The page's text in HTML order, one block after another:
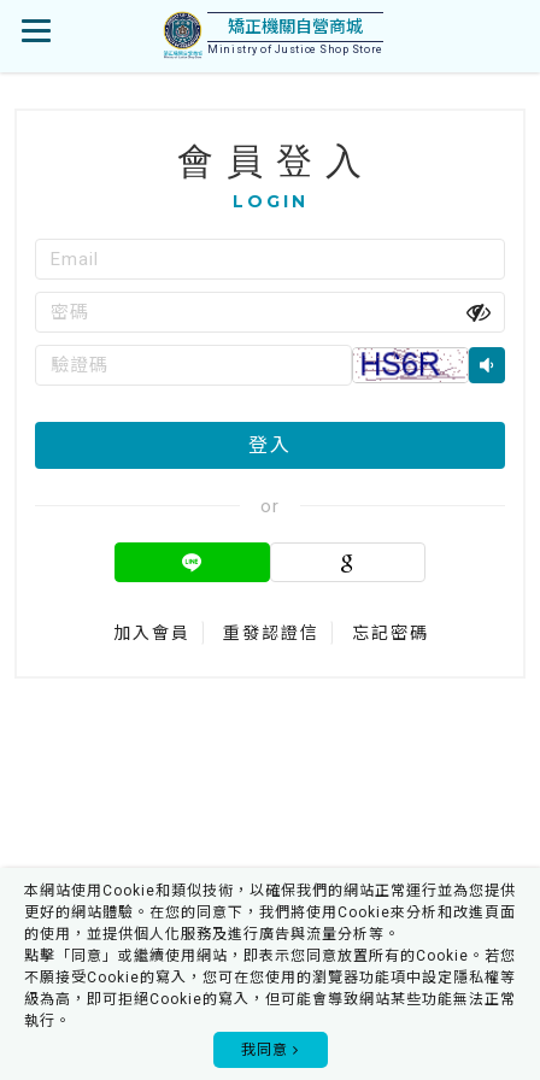
開
矯正機關自營商城
Ministry of Justice Shop Store
首
頁
會 員 登 入
LOGIN
會
員
登
入
Email(必
填)
ex:example@mail.com
密
碼
(必
填)
驗
碼
登入
加入會員 重發認證信 忘記密碼
本網站使用Cookie和類似技術，以確保我們的網站正常運行並為您提供
更好的網站體驗。在您的同意下，我們將使用Cookie來分析和改進頁面
的使用，並提供個人化服務及進行廣告與流量分析等。
點擊「同意」或繼續使用網站，即表示您同意放置所有的Cookie。若您
不願接受Cookie的寫入，您可在您使用的瀏覽器功能項中設定隱私權等
級為高，即可拒絕Cookie的寫入，但可能會導致網站某些功能無法正常
執行。
我同意